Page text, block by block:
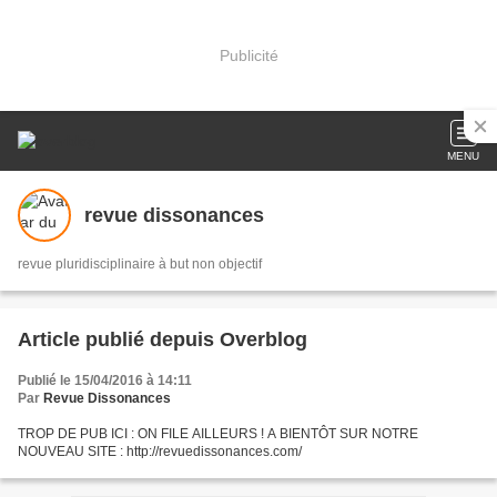
Publicité
MENU
revue dissonances
revue pluridisciplinaire à but non objectif
Article publié depuis Overblog
Publié le 15/04/2016 à 14:11
Par Revue Dissonances
TROP DE PUB ICI : ON FILE AILLEURS ! A BIENTÔT SUR NOTRE
NOUVEAU SITE : http://revuedissonances.com/